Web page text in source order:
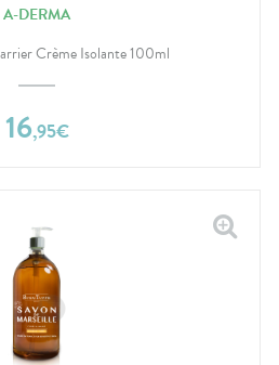
A-DERMA
Crème Isolante 100ml
16,95€